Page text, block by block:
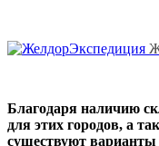
Благодаря наличию
для этих городов, а
существуют варианты